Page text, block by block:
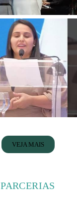
VEJA MAIS
PARCERIAS